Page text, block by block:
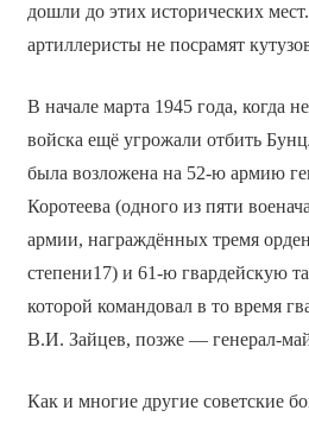
дошли до этих исторических
артиллеристы не посрамят
В начале марта 1945 года, когда
войска ещё угрожали отбить
была возложена на 52-ю армию
Коротеева (одного из пяти
армии, награждённых тремя
степени17) и 61-ю гвардейскую
которой командовал в то время
В.И. Зайцев, позже — генерал-
Как и многие другие советские